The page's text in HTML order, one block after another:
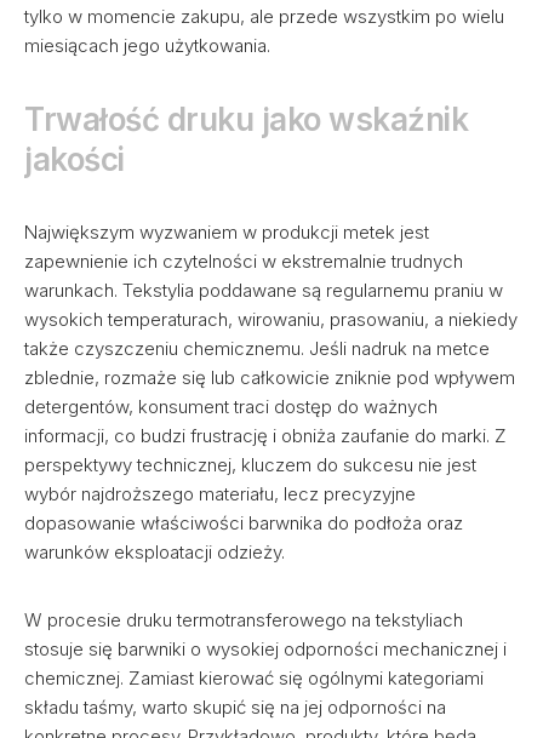
tylko w momencie zakupu, ale przede wszystkim po wielu
miesiącach jego użytkowania.
Trwałość druku jako wskaźnik
jakości
Największym wyzwaniem w produkcji metek jest
zapewnienie ich czytelności w ekstremalnie trudnych
warunkach. Tekstylia poddawane są regularnemu praniu w
wysokich temperaturach, wirowaniu, prasowaniu, a niekiedy
także czyszczeniu chemicznemu. Jeśli nadruk na metce
zblednie, rozmaże się lub całkowicie zniknie pod wpływem
detergentów, konsument traci dostęp do ważnych
informacji, co budzi frustrację i obniża zaufanie do marki. Z
perspektywy technicznej, kluczem do sukcesu nie jest
wybór najdroższego materiału, lecz precyzyjne
dopasowanie właściwości barwnika do podłoża oraz
warunków eksploatacji odzieży.
W procesie druku termotransferowego na tekstyliach
stosuje się barwniki o wysokiej odporności mechanicznej i
chemicznej. Zamiast kierować się ogólnymi kategoriami
składu taśmy, warto skupić się na jej odporności na